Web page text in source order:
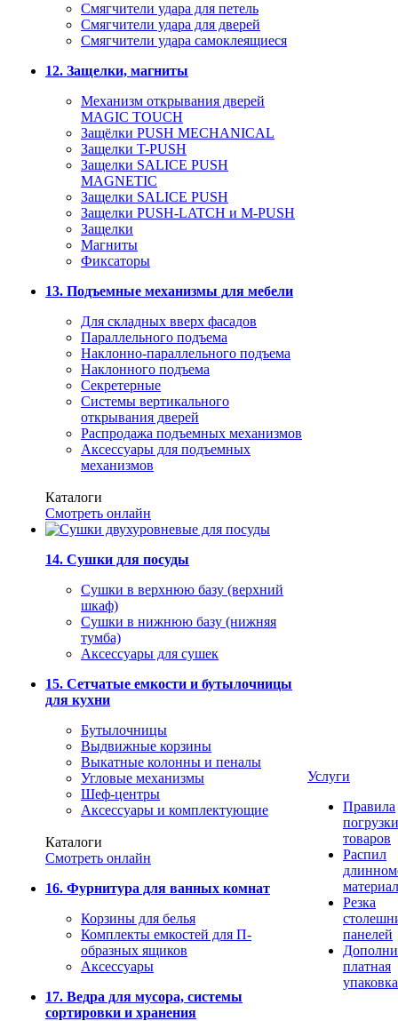
Смягчители удара для петель
Смягчители удара для дверей
Cмягчители удара самоклеящиеся
12. Защелки, магниты
Механизм открывания дверей
MAGIC TOUCH
Защёлки PUSH MECHANICAL
Защелки T-PUSH
Защелки SALICE PUSH
MAGNETIC
Защелки SALICE PUSH
Защелки PUSH-LATCH и M-PUSH
Защелки
Магниты
Фиксаторы
13. Подъемные механизмы для мебели
Для складных вверх фасадов
Параллельного подъема
Наклонно-параллельного подъема
Наклонного подъема
Секретерные
Системы вертикального
открывания дверей
Распродажа подъемных механизмов
Аксессуары для подъемных
механизмов
Каталоги
Смотреть онлайн
14. Сушки для посуды
Сушки в верхнюю базу (верхний
шкаф)
Сушки в нижнюю базу (нижняя
тумба)
Аксессуары для сушек
15. Сетчатые емкости и бутылочницы
для кухни
Бутылочницы
Выдвижные корзины
Выкатные колонны и пеналы
Угловые механизмы
Шеф-центры
Аксессуары и комплектующие
Каталоги
Смотреть онлайн
16. Фурнитура для ванных комнат
Корзины для белья
Комплекты емкостей для П-
образных ящиков
Аксессуары
17. Ведра для мусора, системы
сортировки и хранения
Услуги
Правила
погрузки
товаров
Распил
Резка
панелей
платная
упаковка